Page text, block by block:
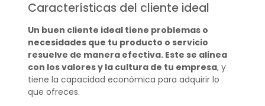
Características del cliente ideal
Un buen cliente ideal tiene problemas o
necesidades que tu producto o servicio
resuelve de manera efectiva. Este se alinea
con los valores y la cultura de tu empresa, y
tiene la capacidad económica para adquirir lo
que ofreces.